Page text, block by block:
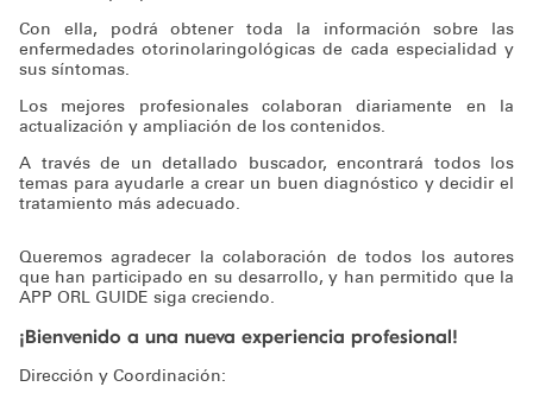
Con ella, podrá obtener toda la información sobre las
enfermedades otorinolaringológicas de cada especialidad y
sus síntomas.
Los mejores profesionales colaboran diariamente en la
actualización y ampliación de los contenidos.
A través de un detallado buscador, encontrará todos los
temas para ayudarle a crear un buen diagnóstico y decidir el
tratamiento más adecuado.
Queremos agradecer la colaboración de todos los autores
que han participado en su desarrollo, y han permitido que la
APP ORL GUIDE siga creciendo.
¡Bienvenido a una nueva experiencia profesional!
Dirección y Coordinación: